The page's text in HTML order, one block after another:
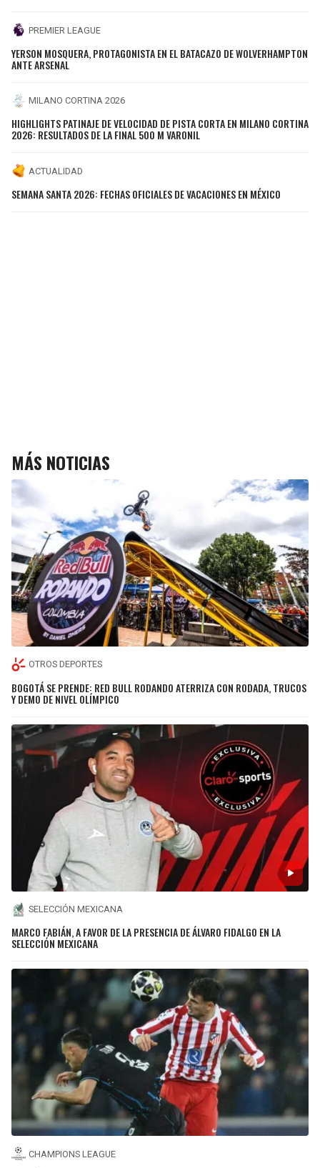
PREMIER LEAGUE
YERSON MOSQUERA, PROTAGONISTA EN EL BATACAZO DE WOLVERHAMPTON
ANTE ARSENAL
MILANO CORTINA 2026
HIGHLIGHTS PATINAJE DE VELOCIDAD DE PISTA CORTA EN MILANO CORTINA
2026: RESULTADOS DE LA FINAL 500 M VARONIL
ACTUALIDAD
SEMANA SANTA 2026: FECHAS OFICIALES DE VACACIONES EN MÉXICO
MÁS NOTICIAS
OTROS DEPORTES
BOGOTÁ SE PRENDE: RED BULL RODANDO ATERRIZA CON RODADA, TRUCOS
Y DEMO DE NIVEL OLÍMPICO
SELECCIÓN MEXICANA
MARCO FABIÁN, A FAVOR DE LA PRESENCIA DE ÁLVARO FIDALGO EN LA
SELECCIÓN MEXICANA
CHAMPIONS LEAGUE